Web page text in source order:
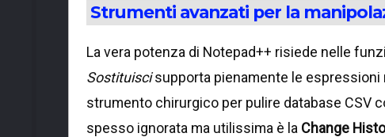
Strumenti avanzati per la
La vera potenza di Notepad++ risiede nelle
Sostituiscisupporta pienamente le espressioni
strumento chirurgico per pulire database CSV
spesso ignorata ma utilissima è la Change